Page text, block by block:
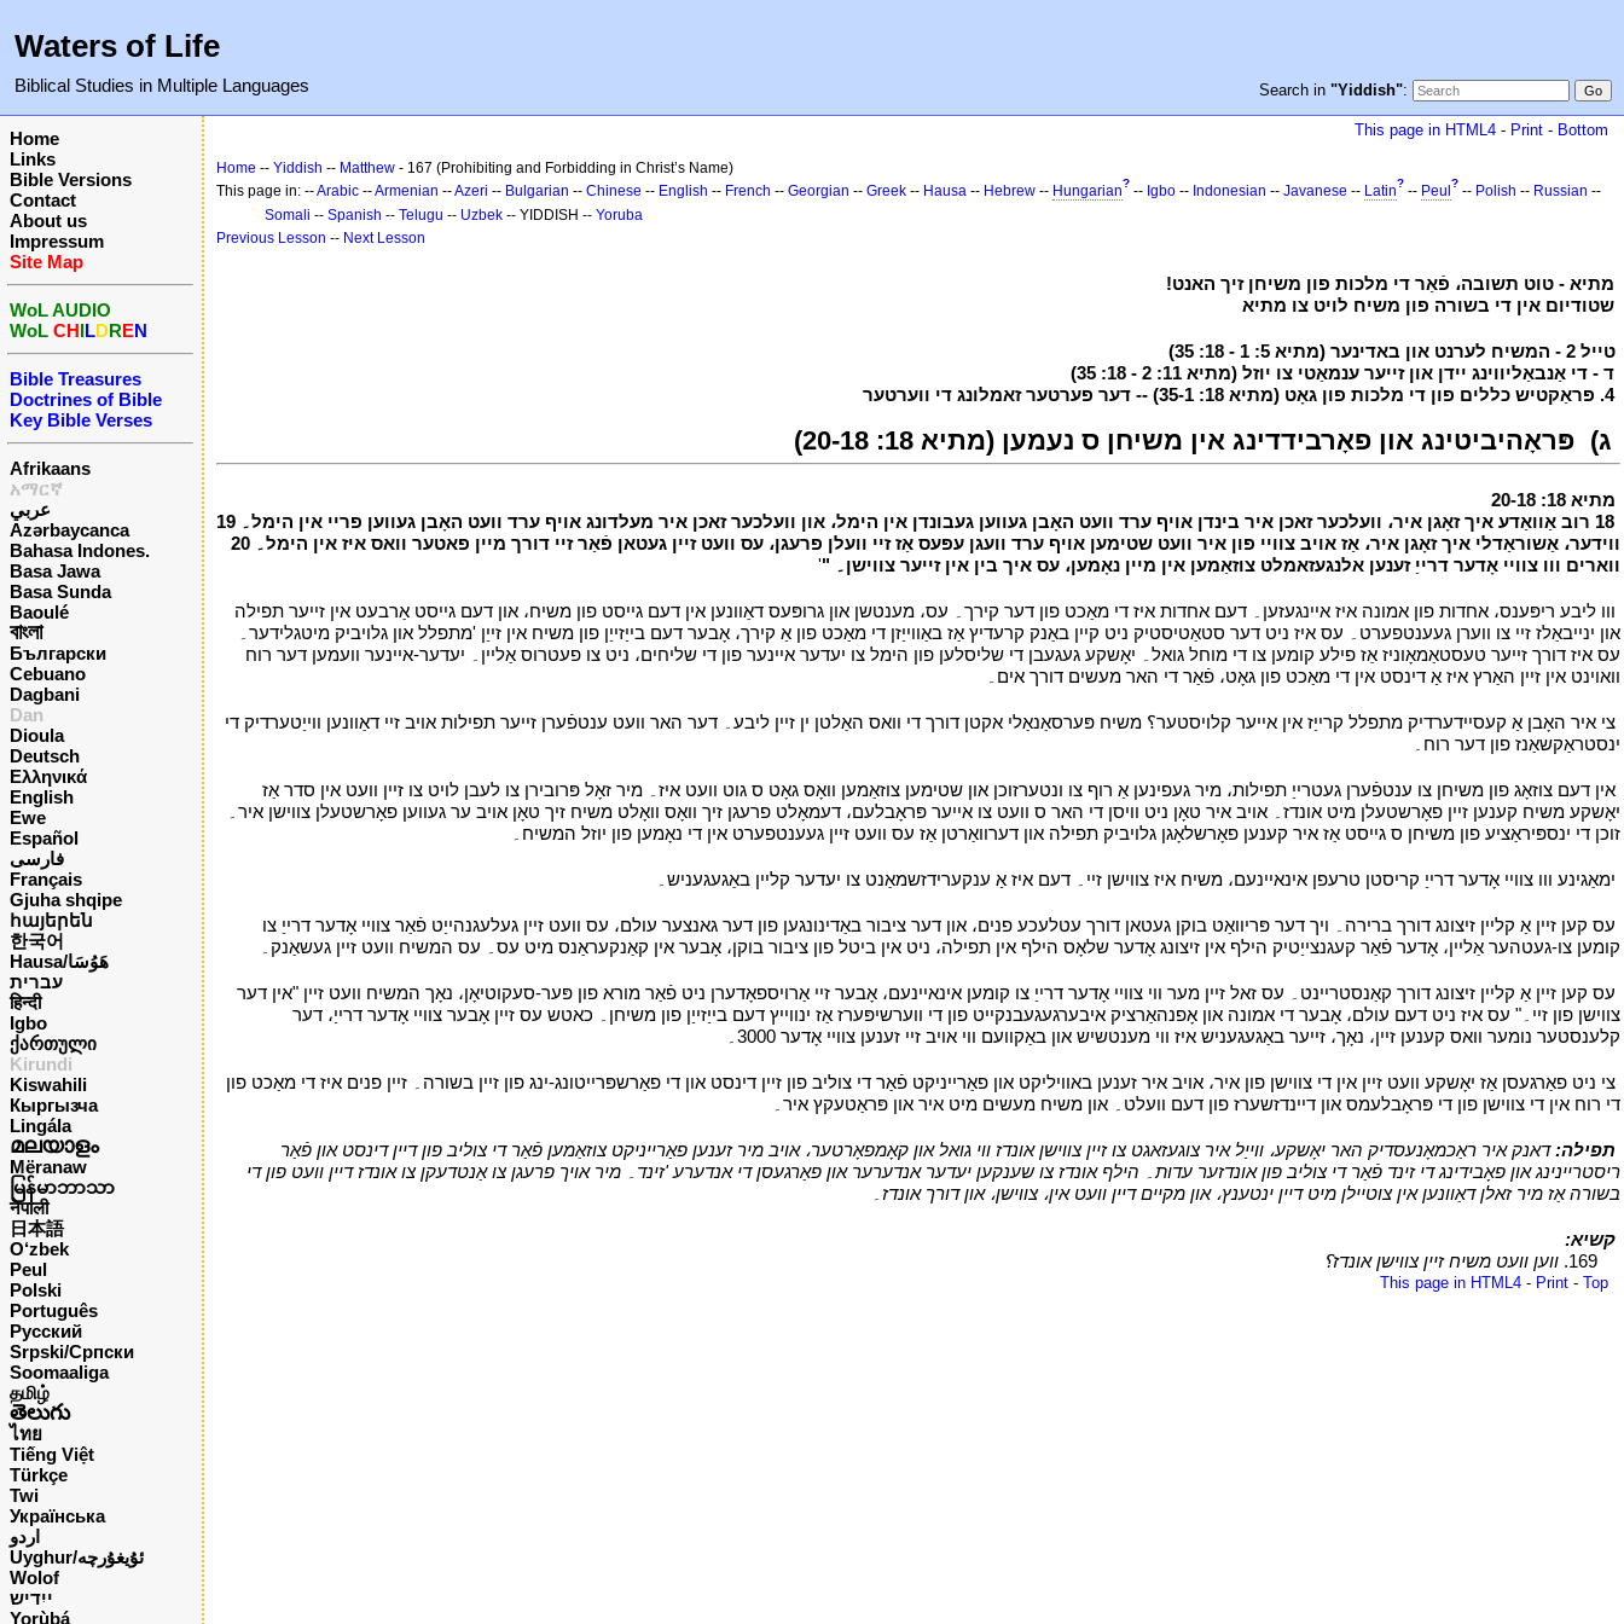
Waters of Life
Biblical Studies in Multiple Languages Search in "Yiddish":
Home
Links
Bible Versions
Contact
About us
Impressum
Site Map
WoL AUDIO
WoL CHILDREN
Bible Treasures
Doctrines of Bible
Key Bible Verses
Afrikaans
አማርኛ
عربي
Azərbaycanca
Bahasa Indones.
Basa Jawa
Basa Sunda
Baoulé
বাংলা
Български
Cebuano
Dagbani
Dan
Dioula
Deutsch
Ελληνικά
English
Ewe
Español
فارسی
Français
Gjuha shqipe
հայերեն
한국어
Hausa/هَوُسَا
עברית
हिन्दी
Igbo
ქართული
Kirundi
Kiswahili
Кыргызча
Lingála
മലയാളം
Mëranaw
မြန်မာဘာသာ
नेपाली
日本語
O‘zbek
Peul
Polski
Português
Русский
Srpski/Српски
Soomaaliga
தமிழ்
తెలుగు
ไทย
Tiếng Việt
Türkçe
Twi
Українська
اردو
Uyghur/ئۇيغۇرچه
Wolof
ייִדיש
Yorùbá
This page in HTML4 - Print - Bottom
Home -- Yiddish -- Matthew - 167 (Prohibiting and Forbidding in Christ’s Name)
This page in: --Arabic --Armenian --Azeri -- Bulgarian -- Chinese -- English -- French -- Georgian -- Greek -- Hausa -- Hebrew -- Hungarian? -- Igbo -- Indonesian -- Javanese -- Latin? -- Peul ? -- Polish -- Russian --
Somali -- Spanish -- Telugu -- Uzbek -- YIDDISH -- Yoruba
Previous Lesson -- Next Lesson
מתיא - טוט תשובה، פֿאַר די מלכות פון משיחן זיך האנט!
שטודיום אין די בשורה פון משיח לויט צו מתיא
טייל 2 - המשיח לערנט און באדינער (מתיא 5: 1 - 18: 35)
ד - די אַנבאַליווינג יידן און זייער ענמאַטי צו יוזל (מתיא 11: 2 - 18: 35)
י4. פּראַקטיש כללים פון די מלכות פון גאָט (מתיא 18: 35-1) -- דער פערטער זאמלונג די ווערטער
ג) פּראָהיביטינג און פאָרבידדינג אין משיחן ס נעמען (מתיא 18: 20-18)
מתיא 18: 20-18
18 רוב אַוואַדע איך זאָגן איר، וועלכער זאכן איר בינדן אויף ערד וועט האָבן געווען געבונדן אין הימל، און וועלכער זאכן איר מעלדונג אויף ערד וועט האָבן געווען פריי אין הימל۔ 19
ווידער، אַשוראַדלי איך זאָגן איר، אַז אויב צוויי פון איר וועט שטימען אויף ערד וועגן עפּעס אַז זיי וועלן פרעגן، עס וועט זיין געטאן פֿאַר זיי דורך מיין פאטער וואס איז אין הימל۔ 20
ווארים ווו צוויי אָדער דרייַ זענען אלנגעזאמלט צוזאַמען אין מיין נאָמען، עס איך בין אין זייער צווישן۔ "'
ווו ליבע ריפּענס، אחדות פון אמונה איז איינגעזען۔ דעם אחדות איז די מאַכט פון דער קירך۔ עס، מענטשן און גרופּעס דאַוונען אין דעם גייסט פון משיח، און דעם גייסט אַרבעט אין זייער תפילה
און ינייבאַלז זיי צו ווערן געענטפערט۔ עס איז ניט דער סטאַטיסטיק ניט קיין באַנק קרעדיץ אַז באַווייַזן די מאַכט פון אַ קירך، אָבער דעם בייַזייַן פון משיח אין זייַן 'מתפלל און גלויביק מיטגלידער۔
עס איז דורך זייער טעסטאַמאָוניז אַז פילע קומען צו די מוחל גואל۔ יאָשקע געגעבן די שליסלען פון הימל צו יעדער איינער פון די שליחים، ניט צו פעטרוס אַליין۔ יעדער-איינער וועמען דער רוח
וואוינט אין זיין האַרץ איז אַ דינסט אין די מאַכט פון גאָט، פֿאַר די האר מעשים דורך אים۔
צי איר האָבן אַ קעסיידערדיק מתפלל קרייַז אין אייער קלויסטער؟ משיח פּערסאַנאַלי אקטן דורך די וואס האַלטן ין זיין ליבע۔ דער האר וועט ענטפֿערן זייער תפילות אויב זיי דאַוונען ווייַטערדיק די
ינסטראַקשאַנז פון דער רוח۔
אין דעם צוזאָג פון משיחן צו ענטפֿערן געטרייַ תפילות، מיר געפינען אַ רוף צו ונטערזוכן און שטימען צוזאַמען וואָס גאָט ס גוט וועט איז۔ מיר זאָל פּרובירן צו לעבן לויט צו זיין וועט אין סדר אַז
יאָשקע משיח קענען זיין פאָרשטעלן מיט אונדז۔ אויב איר טאָן ניט וויסן די האר ס וועט צו אייער פּראָבלעם، דעמאָלט פרעגן זיך וואָס וואָלט משיח זיך טאָן אויב ער געווען פאָרשטעלן צווישן איר۔
זוכן די ינספּיראַציע פון ​​משיחן ס גייסט אַז איר קענען פאָרשלאָגן גלויביק תפילה און דערוואַרטן אַז עס וועט זיין געענטפערט אין די נאָמען פון יוזל המשיח۔
ימאַגינע ווו צוויי אָדער דרייַ קריסטן טרעפן אינאיינעם، משיח איז צווישן זיי۔ דעם איז אַ ענקערידזשמאַנט צו יעדער קליין באַגעגעניש۔
עס קען זיין אַ קליין זיצונג דורך ברירה۔ ויך דער פּריוואַט בוקן געטאן דורך עטלעכע פנים، און דער ציבור באַדינונגען פון דער גאנצער עולם، עס וועט זיין געלעגנהייַט פֿאַר צוויי אָדער דרייַ צו
קומען צו-געטהער אַליין، אָדער פֿאַר קעגנצייַטיק הילף אין זיצונג אָדער שלאָס הילף אין תפילה، ניט אין ביטל פון ציבור בוקן، אָבער אין קאַנקעראַנס מיט עס۔ עס המשיח וועט זיין געשאַנק۔
עס קען זיין אַ קליין זיצונג דורך קאַנסטריינט۔ עס זאל זיין מער ווי צוויי אָדער דרייַ צו קומען אינאיינעם، אָבער זיי אַרויספאָדערן ניט פֿאַר מורא פון פּער-סעקוטיאָן، נאָך המשיח וועט זיין "אין דער
צווישן פון זיי۔" עס איז ניט דעם עולם، אָבער די אמונה און אָפנהאַרציק איבערגעגעבנקייט פון די ווערשיפּערז אַז ינווייץ דעם בייַזייַן פון משיחן۔ כאטש עס זיין אָבער צוויי אָדער דרייַ، דער
קלענסטער נומער וואס קענען זיין، נאָך، זייער באַגעגעניש איז ווי מענטשיש און באַקוועם ווי אויב זיי זענען צוויי אָדער 3000۔
צי ניט פאַרגעסן אַז יאָשקע וועט זיין אין די צווישן פון איר، אויב איר זענען באוויליקט און פאַרייניקט פֿאַר די צוליב פון זיין דינסט און די פאַרשפּרייטונג-ינג פון זיין בשורה۔ זיין פנים איז די מאַכט פון
די רוח אין די צווישן פון די פּראָבלעמס און דיינדזשערז פון דעם וועלט۔ און משיח מעשים מיט איר און פּראַטעקץ איר۔
תפילה: דאנק איר ראַכמאָנעסדיק האר יאָשקע، ווייַל איר צוגעזאגט צו זיין צווישן אונדז ווי גואל און קאָמפאָרטער، אויב מיר זענען פאַרייניקט צוזאַמען פֿאַר די צוליב פון דיין דינסט און פֿאַר
ריסטריינינג און פאָבידינג די זינד פֿאַר די צוליב פון אונדזער עדות۔ הילף אונדז צו שענקען יעדער אנדערער און פאַרגעסן די אנדערע 'זינד۔ מיר אויך פרעגן צו אַנטדעקן צו אונדז דיין וועט פון די
בשורה אַז מיר זאלן דאַוונען אין צוטיילן מיט דיין ינטענץ، און מקיים דיין וועט אין، צווישן، און דורך אונדז۔
קשיא:
ווען וועט משיח זיין צווישן אונדז؟
This page in HTML4 - Print - Top